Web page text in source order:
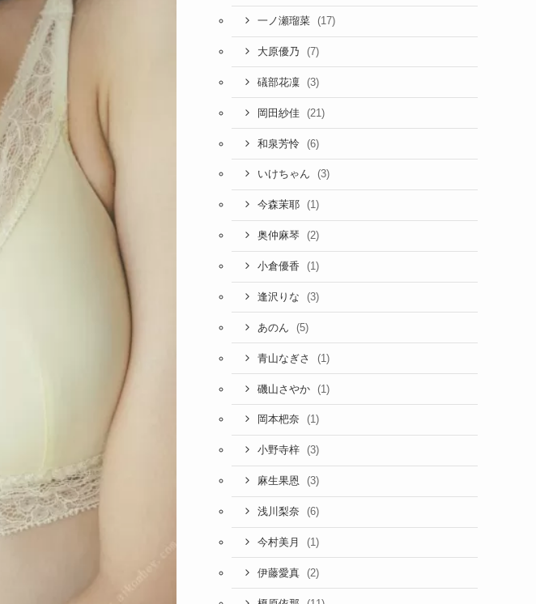
一ノ瀬瑠菜 (17)
大原優乃 (7)
礒部花凜 (3)
岡田紗佳 (21)
和泉芳怜 (6)
いけちゃん (3)
今森茉耶 (1)
奥仲麻琴 (2)
小倉優香 (1)
逢沢りな (3)
あのん (5)
青山なぎさ (1)
磯山さやか (1)
岡本杷奈 (1)
小野寺梓 (3)
麻生果恩 (3)
浅川梨奈 (6)
今村美月 (1)
伊藤愛真 (2)